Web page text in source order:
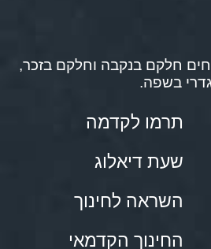
חלקם בנקבה וחלקם בזכר,
בשפה.
תרמו לקדמה
שעת דיאלוג
השראה לחינוך
החינוך הקדמאי